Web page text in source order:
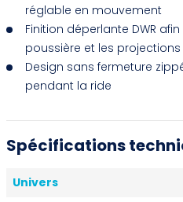
réglable en mouvement
Finition déperlante DWR
poussière et les projections
Design sans fermeture
pendant la ride
Spécifications
Univers